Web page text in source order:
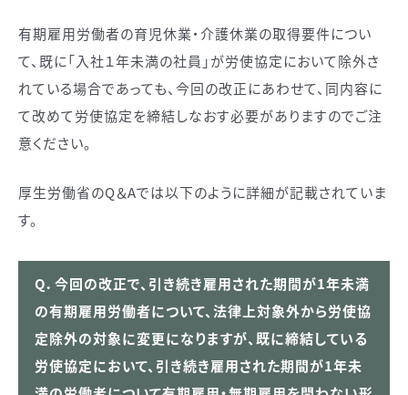
有期雇用労働者の育児休業・介護休業の取得要件につい
て、既に「入社１年未満の社員」が労使協定において除外さ
れている場合であっても、今回の改正にあわせて、同内容に
て改めて労使協定を締結しなおす必要がありますのでご注
意ください。
厚生労働省のQ＆Aでは以下のように詳細が記載されていま
す。
Q．今回の改正で、引き続き雇用された期間が1年未満
の有期雇用労働者について、法律上対象外から労使協
定除外の対象に変更になりますが、既に締結している
労使協定において、引き続き雇用された期間が1年未